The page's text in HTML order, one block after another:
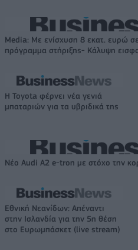
Media: Με ενίσχυση 8 εκατ. ευρώ σε
πρόγραμμα στήριξης- Κάλυψη
Η Toyota φέρνει νέα γενιά
μπαταριών για τα υβριδικά της
Νέο Audi A2 e-tron με στόχο την
Εθνική Νεανίδων: Απέναντι
στην Ισλανδία για την 5η θέση
στο Ευρωμπάσκετ (live stream)